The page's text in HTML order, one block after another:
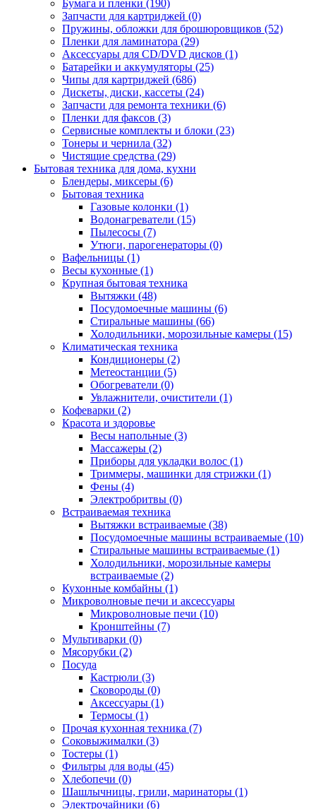
Бумага и пленки (190)
Запчасти для картриджей (0)
Пружины, обложки для брошюровщиков (52)
Пленки для ламинатора (29)
Аксессуары для CD/DVD дисков (1)
Батарейки и аккумуляторы (25)
Чипы для картриджей (686)
Дискеты, диски, кассеты (24)
Запчасти для ремонта техники (6)
Пленки для факсов (3)
Сервисные комплекты и блоки (23)
Тонеры и чернила (32)
Чистящие средства (29)
Бытовая техника для дома, кухни
Блендеры, миксеры (6)
Бытовая техника
Газовые колонки (1)
Водонагреватели (15)
Пылесосы (7)
Утюги, парогенераторы (0)
Вафельницы (1)
Весы кухонные (1)
Крупная бытовая техника
Вытяжки (48)
Посудомоечные машины (6)
Стиральные машины (66)
Холодильники, морозильные камеры (15)
Климатическая техника
Кондиционеры (2)
Метеостанции (5)
Обогреватели (0)
Увлажнители, очистители (1)
Кофеварки (2)
Красота и здоровье
Весы напольные (3)
Массажеры (2)
Приборы для укладки волос (1)
Триммеры, машинки для стрижки (1)
Фены (4)
Электробритвы (0)
Встраиваемая техника
Вытяжки встраиваемые (38)
Посудомоечные машины встраиваемые (10)
Стиральные машины встраиваемые (1)
Холодильники, морозильные камеры
встраиваемые (2)
Кухонные комбайны (1)
Микроволновые печи и аксессуары
Микроволновые печи (10)
Кронштейны (7)
Мультиварки (0)
Мясорубки (2)
Посуда
Кастрюли (3)
Сковороды (0)
Аксессуары (1)
Термосы (1)
Прочая кухонная техника (7)
Соковыжималки (3)
Тостеры (1)
Фильтры для воды (45)
Хлебопечи (0)
Шашлычницы, грили, маринаторы (1)
Электрочайники (6)